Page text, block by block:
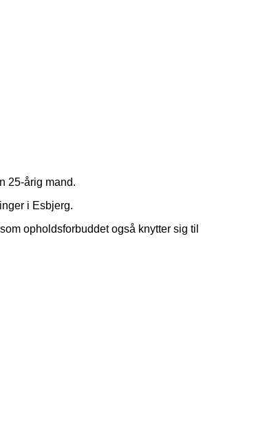
25-årig mand.
i Esbjerg.
opholdsforbuddet også knytter sig til